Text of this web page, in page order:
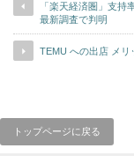
「楽天経済圏」支持
最新調査で判明
TEMU への出店 メリ
トップページに戻る